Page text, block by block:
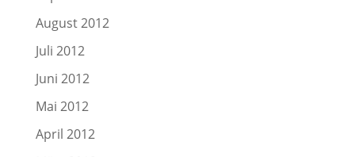
August 2012
Juli 2012
Juni 2012
Mai 2012
April 2012